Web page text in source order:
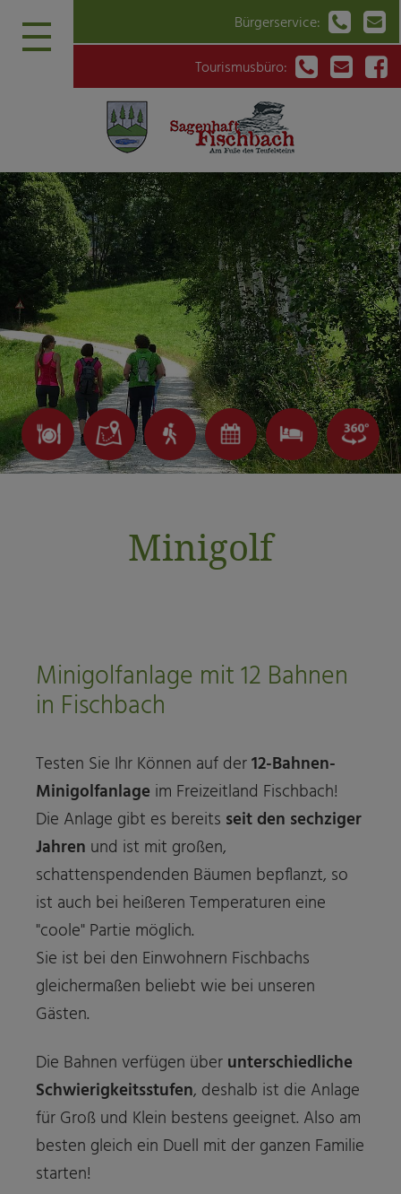
Bürgerservice:  
Tourismusbüro:   
Minigolf
Minigolfanlage mit 12 Bahnen
in Fischbach
Testen Sie Ihr Können auf der 12-Bahnen-
Minigolfanlage im Freizeitland Fischbach!
Die Anlage gibt es bereits seit den sechziger
Jahren und ist mit großen,
schattenspendenden Bäumen bepflanzt, so
ist auch bei heißeren Temperaturen eine
"coole" Partie möglich.
Sie ist bei den Einwohnern Fischbachs
gleichermaßen beliebt wie bei unseren
Gästen.
Die Bahnen verfügen über unterschiedliche
Schwierigkeitsstufen, deshalb ist die Anlage
für Groß und Klein bestens geeignet. Also am
besten gleich ein Duell mit der ganzen Familie
starten!